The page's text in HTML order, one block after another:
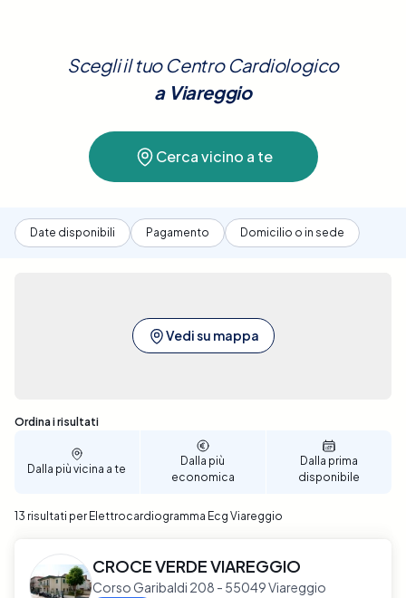
Scegli il tuo Centro Cardiologico
a Viareggio
Cerca vicino a te
Date disponibili Pagamento Domicilio o in sede
Vedi su mappa
Sono stati trovati 13 risultati
Ordina i risultati
Dalla più vicina a te
Dalla più
economica
Dalla prima
disponibile
13 risultati per Elettrocardiogramma Ecg Viareggio
CROCE VERDE VIAREGGIO
Corso Garibaldi 208 - 55049 Viareggio